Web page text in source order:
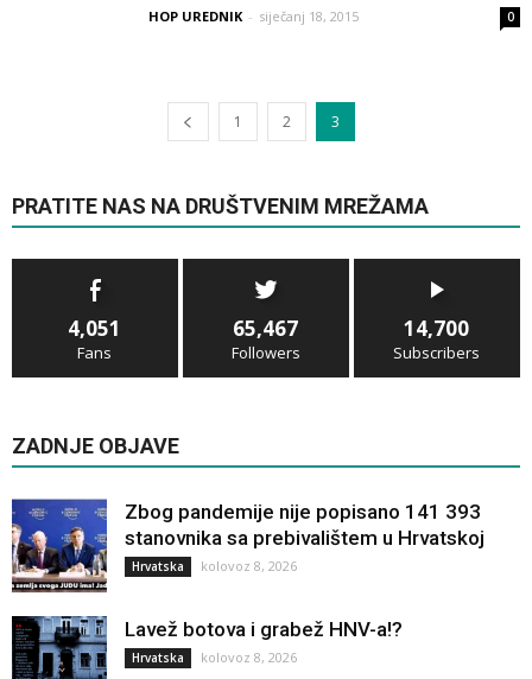
HOP UREDNIK - siječanj 18, 2015 0
1 2 3
PRATITE NAS NA DRUŠTVENIM MREŽAMA
4,051
Fans
65,467
Followers
14,700
Subscribers
ZADNJE OBJAVE
Zbog pandemije nije popisano 141 393
stanovnika sa prebivalištem u Hrvatskoj
Hrvatska kolovoz 8, 2026
Lavež botova i grabež HNV-a!?
Hrvatska kolovoz 8, 2026